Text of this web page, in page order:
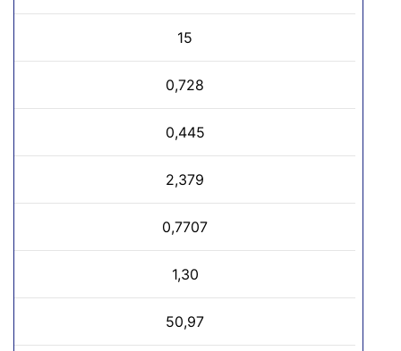
15
0,728
0,445
2,379
0,7707
1,30
50,97